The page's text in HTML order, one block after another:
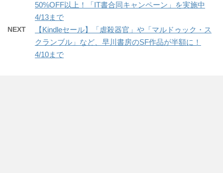
50%OFF以上！「IT書合同キャンペーン」を実施中
4/13まで
NEXT
【Kindleセール】「虐殺器官」や「マルドゥック・ス
クランブル」など、早川書房のSF作品が半額に！
4/10まで